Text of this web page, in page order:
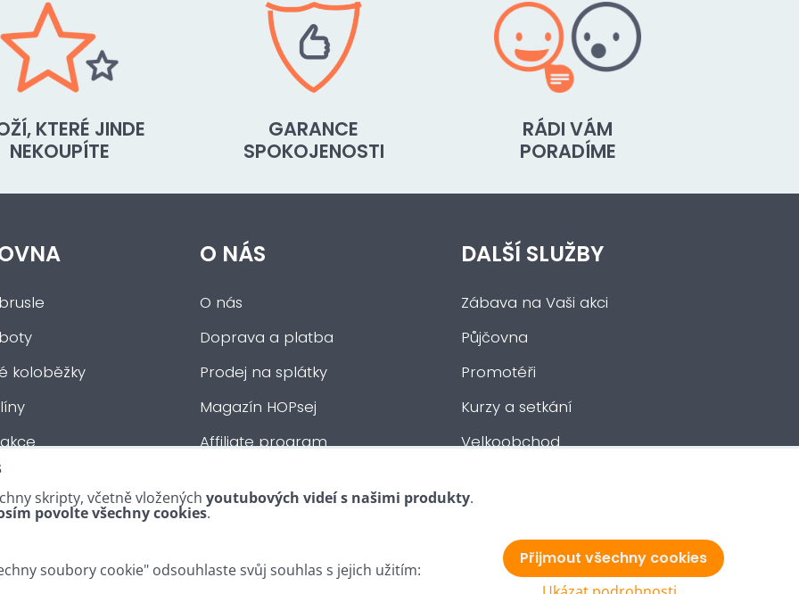
KTERÉ JINDE
NEKOUPÍTE
GARANCE
SPOKOJENOSTI
RÁDI VÁM
PORADÍME
koloběžky
:-)
O NÁS
O nás
Doprava a platba
Prodej na splátky
Magazín HOPsej
Affiliate program
Kontakty
DALŠÍ SLUŽBY
Zábava na Vaši akci
Půjčovna
Promotéři
Kurzy a setkání
Velkoobchod
skripty, včetně vložených youtubových videí s našimi produkty.
povolte všechny cookies.
soubory cookie" odsouhlaste svůj souhlas s jejich užitím:
Přijmout všechny cookies